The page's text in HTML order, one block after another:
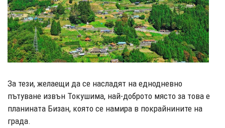
За тези, желаещи да се насладят на еднодневно
пътуване извън Токушима, най-доброто място за това е
планината Бизан, която се намира в покрайнините на
града.